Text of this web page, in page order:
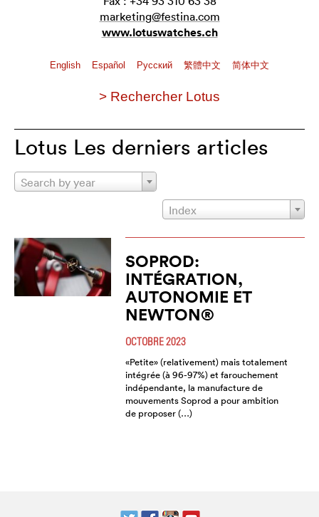
marketing@festina.com
www.lotuswatches.ch
English Español Pусский 繁體中文 简体中文
> Rechercher Lotus
Lotus Les derniers articles
Search by year
Index
SOPROD:
INTÉGRATION,
AUTONOMIE ET
NEWTON®
OCTOBRE 2023
«Petite» (relativement) mais totalement
intégrée (à 96-97%) et farouchement
indépendante, la manufacture de
mouvements Soprod a pour ambition
de proposer (…)